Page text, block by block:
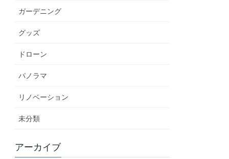
ガーデニング
グッズ
ドローン
パノラマ
リノベーション
未分類
アーカイブ